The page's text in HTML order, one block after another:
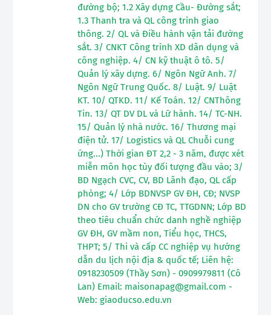
đường bộ; 1.2 Xây dựng Cầu- Đường sắt;
1.3 Thanh tra và QL công trình giao
thông. 2/ QL và Điều hành vận tải đường
sắt. 3/ CNKT Công trình XD dân dụng và
công nghiệp. 4/ CN kỹ thuật ô tô. 5/
Quản lý xây dựng. 6/ Ngôn Ngữ Anh. 7/
Ngôn Ngữ Trung Quốc. 8/ Luật. 9/ Luật
KT. 10/ QTKD. 11/ Kế Toán. 12/ CNThông
Tin. 13/ QT DV DL và Lữ hành. 14/ TC-NH.
15/ Quản lý nhà nước. 16/ Thương mại
điện tử. 17/ Logistics và QL Chuỗi cung
ứng...) Thời gian ĐT 2,2 - 3 năm, được xét
miễn môn học tùy đối tượng đầu vào; 3/
BD Ngạch CVC, CV, BD Lãnh đạo, QL cấp
phòng; 4/ Lớp BDNVSP GV ĐH, CĐ; NVSP
DN cho GV trường CĐ TC, TTGDNN; Lớp BD
theo tiêu chuẩn chức danh nghề nghiệp
GV ĐH, GV mầm non, Tiểu học, THCS,
THPT; 5/ Thi và cấp CC nghiệp vụ hướng
dẫn du lịch nội địa & quốc tế; Liên hệ:
0918230509 (Thầy Sơn) - 0909979811 (Cô
Lan) Email: maisonapag@gmail.com -
Web: giaoducso.edu.vn